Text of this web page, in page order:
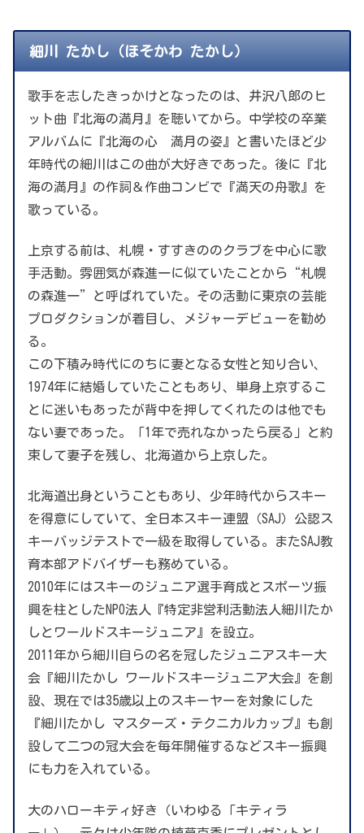
細川 たかし（ほそかわ たかし）
歌手を志したきっかけとなったのは、井沢八郎のヒ
ット曲『北海の満月』を聴いてから。中学校の卒業
アルバムに『北海の心 満月の姿』と書いたほど少
年時代の細川はこの曲が大好きであった。後に『北
海の満月』の作詞＆作曲コンビで『満天の舟歌』を
歌っている。
上京する前は、札幌・すすきののクラブを中心に歌
手活動。雰囲気が森進一に似ていたことから“札幌
の森進一”と呼ばれていた。その活動に東京の芸能
プロダクションが着目し、メジャーデビューを勧め
る。
この下積み時代にのちに妻となる女性と知り合い、
1974年に結婚していたこともあり、単身上京するこ
とに迷いもあったが背中を押してくれたのは他でも
ない妻であった。「1年で売れなかったら戻る」と約
束して妻子を残し、北海道から上京した。
北海道出身ということもあり、少年時代からスキー
を得意にしていて、全日本スキー連盟（SAJ）公認ス
キーバッジテストで一級を取得している。またSAJ教
育本部アドバイザーも務めている。
2010年にはスキーのジュニア選手育成とスポーツ振
興を柱としたNPO法人『特定非営利活動法人細川たか
しとワールドスキージュニア』を設立。
2011年から細川自らの名を冠したジュニアスキー大
会『細川たかし ワールドスキージュニア大会』を創
設、現在では35歳以上のスキーヤーを対象にした
『細川たかし マスターズ・テクニカルカップ』も創
設して二つの冠大会を毎年開催するなどスキー振興
にも力を入れている。
大のハローキティ好き（いわゆる「キティラ